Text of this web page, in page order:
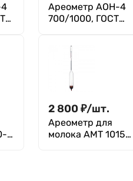
Ареометр АОН-4
700/1000, ГОСТ
2 800 ₽/шт.
Ареометр для
молока АМТ 1015-